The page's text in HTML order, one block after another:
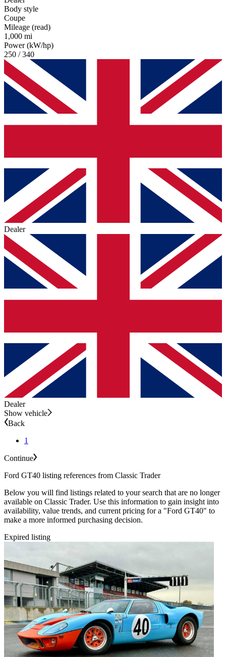
Body style
Coupe
Mileage (read)
1,000 mi
Power (kW/hp)
250 / 340
Dealer
Dealer
Show vehicle
Back
1
Continue
Ford GT40 listing references from Classic Trader
Below you will find listings related to your search that are no longer
available on Classic Trader. Use this information to gain insight into
availability, value trends, and current pricing for a "Ford GT40" to
make a more informed purchasing decision.
Expired listing